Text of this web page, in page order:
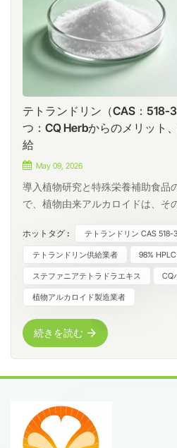
テトランドリン（CAS：518-
つ：CQ Herbからのメリット
給
May 09, 2026
導入植物研究と特殊栄養補助食品
で、植物由来アルカロイドは、そ
リンは、強力な抗炎症作用、免疫
ネル調節作用を持つ、研究が盛ん
ンアルカロイドとして際立ってい
公司（CQ Herb）は、高純度植物
供給を専門としています。医薬品
薬、あるいは特殊な機能性製剤の
リンの科学的知見、調達方法、サ
ンとは何ですか？テトランドリン
子式：C₃₈H₄₂N₂O₆）は、主にス
（漢方芷）の乾燥根から単離され
ホットタグ : テトランドリン CAS
テトランドリン供給業者 98%
ステファニアテトラドラエキス CQ
植物アルカロイド製造業者
続きを読む